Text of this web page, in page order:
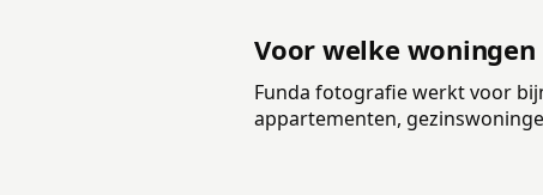
Voor welke
Funda fotografie werkt voor
appartementen,